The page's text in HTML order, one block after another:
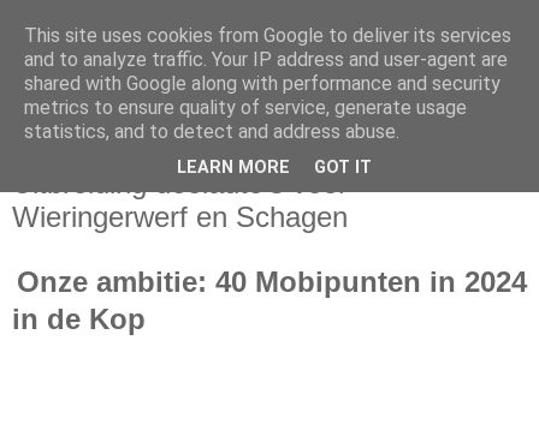
woensdag 5 oktober 2022
Uitbreiding deelauto’s voor
Wieringerwerf en Schagen
Onze ambitie: 40 Mobipunten in 2024
in de Kop
This site uses cookies from Google to deliver its services
and to analyze traffic. Your IP address and user-agent are
shared with Google along with performance and security
metrics to ensure quality of service, generate usage
statistics, and to detect and address abuse.
LEARN MORE GOT IT